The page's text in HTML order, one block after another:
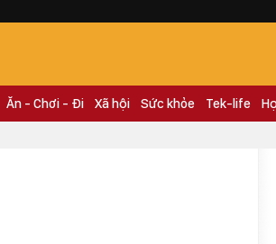
Ăn - Chơi - Đi Xã hội Sức khỏe Tek-life